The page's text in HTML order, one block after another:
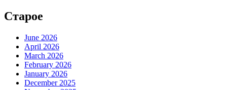
Старое
June 2026
April 2026
March 2026
February 2026
January 2026
December 2025